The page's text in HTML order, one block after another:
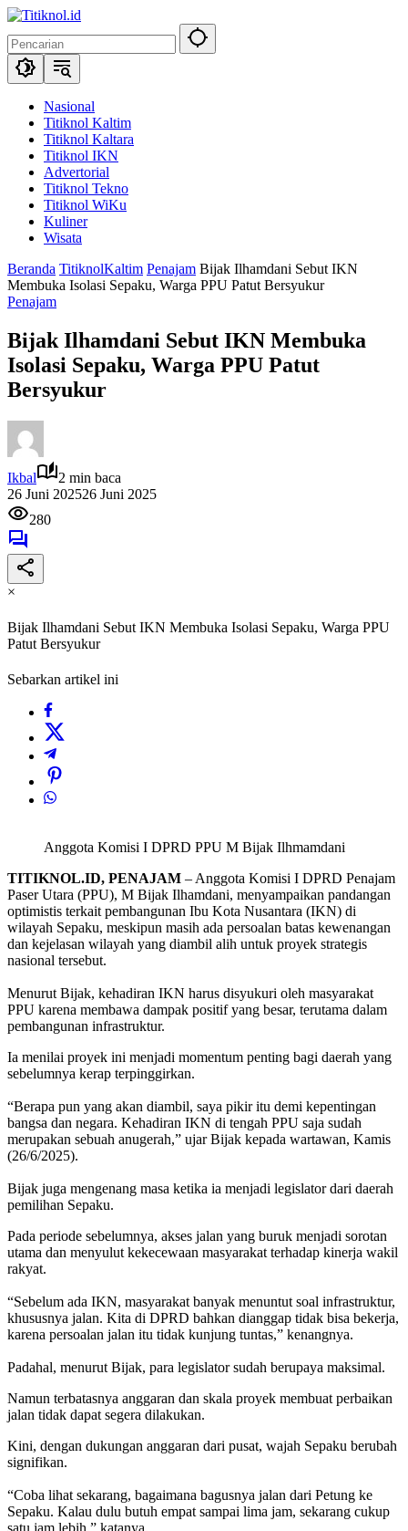
Langsung
konten
Nasional
Titiknol Kaltim
Titiknol Kaltara
Titiknol IKN
Advertorial
Titiknol Tekno
Titiknol WiKu
Kuliner
Wisata
Beranda TitiknolKaltim Penajam Bijak Ilhamdani Sebut IKN
Membuka Isolasi Sepaku, Warga PPU Patut Bersyukur‎
Penajam
Bijak Ilhamdani Sebut IKN Membuka
Isolasi Sepaku, Warga PPU Patut
Bersyukur‎
Ikbal
2 min baca
26 Juni 202526 Juni 2025
280
×
Bijak Ilhamdani Sebut IKN Membuka Isolasi Sepaku, Warga PPU
Patut Bersyukur‎
Sebarkan artikel ini
Anggota Komisi I DPRD PPU M Bijak Ilhmamdani
TITIKNOL.ID, PENAJAM – Anggota Komisi I DPRD Penajam
Paser Utara (PPU), M Bijak Ilhamdani, menyampaikan pandangan
optimistis terkait pembangunan Ibu Kota Nusantara (IKN) di
wilayah Sepaku, meskipun masih ada persoalan batas kewenangan
dan kejelasan wilayah yang diambil alih untuk proyek strategis
nasional tersebut.
‎Menurut Bijak, kehadiran IKN harus disyukuri oleh masyarakat
PPU karena membawa dampak positif yang besar, terutama dalam
pembangunan infrastruktur.
Ia menilai proyek ini menjadi momentum penting bagi daerah yang
sebelumnya kerap terpinggirkan.
‎“Berapa pun yang akan diambil, saya pikir itu demi kepentingan
bangsa dan negara. Kehadiran IKN di tengah PPU saja sudah
merupakan sebuah anugerah,” ujar Bijak kepada wartawan, Kamis
(26/6/2025).
‎Bijak juga mengenang masa ketika ia menjadi legislator dari daerah
pemilihan Sepaku.
Pada periode sebelumnya, akses jalan yang buruk menjadi sorotan
utama dan menyulut kekecewaan masyarakat terhadap kinerja wakil
rakyat.
‎“Sebelum ada IKN, masyarakat banyak menuntut soal infrastruktur,
khususnya jalan. Kita di DPRD bahkan dianggap tidak bisa bekerja,
karena persoalan jalan itu tidak kunjung tuntas,” kenangnya.
‎Padahal, menurut Bijak, para legislator sudah berupaya maksimal.
Namun terbatasnya anggaran dan skala proyek membuat perbaikan
jalan tidak dapat segera dilakukan.
Kini, dengan dukungan anggaran dari pusat, wajah Sepaku berubah
signifikan.
‎“Coba lihat sekarang, bagaimana bagusnya jalan dari Petung ke
Sepaku. Kalau dulu butuh empat sampai lima jam, sekarang cukup